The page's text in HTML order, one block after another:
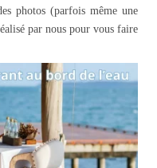
photos (parfois même une
par nous pour vous faire